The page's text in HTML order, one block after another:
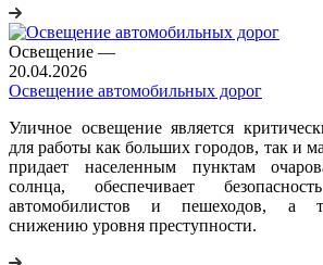
Освещение —
20.04.2026
Освещение автомобильных дорог
Уличное освещение является
для работы как больших городов, так и
придает населенным пунктам
солнца, обеспечивает
автомобилистов и пешеходов, а
снижению уровня преступности.